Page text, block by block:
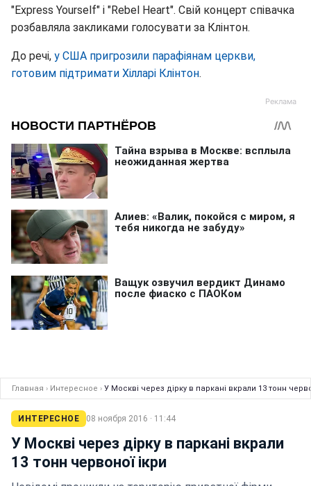
"Express Yourself" і "Rebel Heart". Свій концерт співачка
розбавляла закликами голосувати за Клінтон.
До речі, у США пригрозили парафіянам церкви,
готовим підтримати Хілларі Клінтон.
Главная › Интересное › У Москві через дірку в паркані вкрали 13 тонн
ИНТЕРЕСНОЕ 08 ноября 2016 · 11:44
У Москві через дірку в паркані вкрали
13 тонн червоної ікри